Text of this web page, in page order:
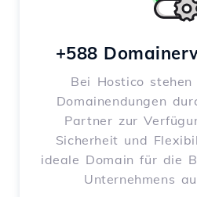
+588
Bei Hostico
Domainendungen
Partner zur
Sicherheit und
ideale Domain für die
Unternehmens